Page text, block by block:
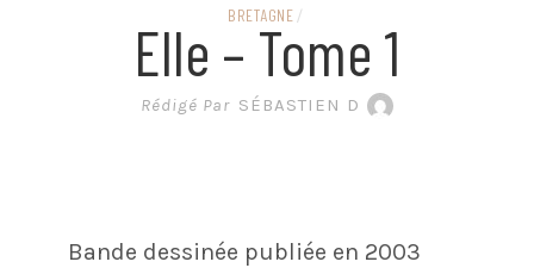
LITTÉRATURE EN
BANDE DESSINÉE
BRETAGNE /
Elle – Tome 1
Rédigé Par SÉBASTIEN D
Bande dessinée publiée en 2003